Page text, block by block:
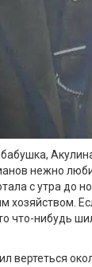
нежно
с утра до
хозяйством.
что-нибудь
вертеться